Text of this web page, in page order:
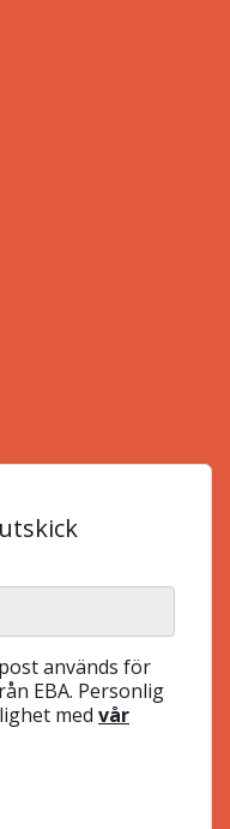
används för
EBA. Personlig
med vår